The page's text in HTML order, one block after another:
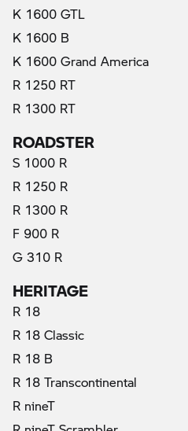
K 1600 GTL
K 1600 B
K 1600 Grand America
R 1250 RT
R 1300 RT
ROADSTER
S 1000 R
R 1250 R
R 1300 R
F 900 R
G 310 R
HERITAGE
R 18
R 18 Classic
R 18 B
R 18 Transcontinental
R nineT